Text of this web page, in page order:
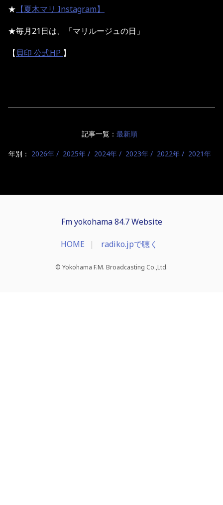
★ 【夏木マリ Instagram】
★毎月21日は、「マリルージュの日」
【 貝印 公式HP 】
記事一覧： 最新順
年別： 2026年 2025年 2024年 2023年 2022年 2021年
Fm yokohama 84.7 Website
HOME radiko.jpで聴く
© Yokohama F.M. Broadcasting Co.,Ltd.